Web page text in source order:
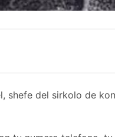
shefe del sirkolo de